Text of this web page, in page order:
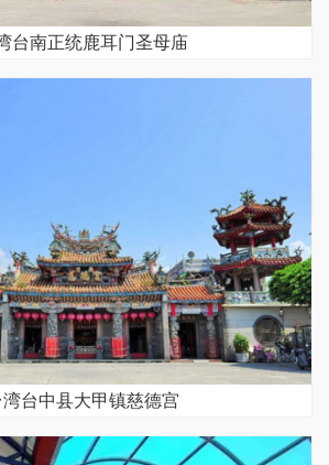
台南正统鹿耳门圣母庙
湾台中县大甲镇慈德宫